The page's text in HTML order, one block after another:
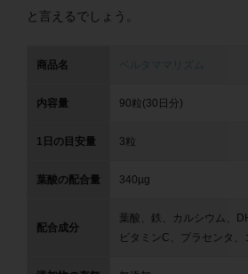
と言えるでしょう。
商品名 ベルタママリズム
内容量 90粒(30日分)
1日の目安量 3粒
葉酸の配合量 340µg
配合成分
葉酸、鉄、カルシウム、
ビタミンC、プラセンタ、